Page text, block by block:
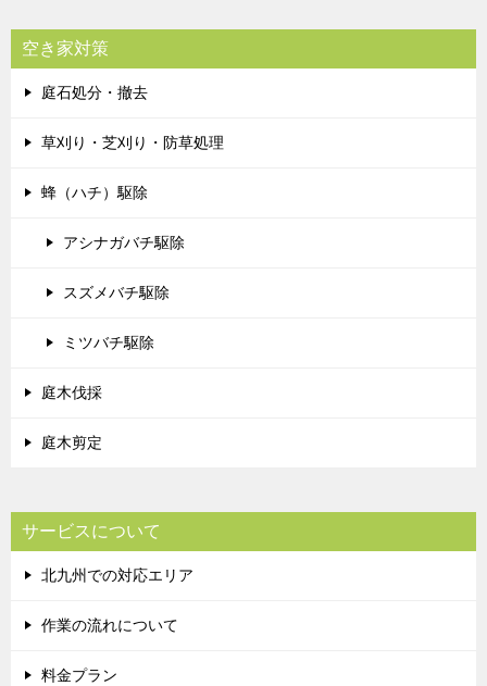
空き家対策
庭石処分・撤去
草刈り・芝刈り・防草処理
蜂（ハチ）駆除
アシナガバチ駆除
スズメバチ駆除
ミツバチ駆除
庭木伐採
庭木剪定
サービスについて
北九州での対応エリア
作業の流れについて
料金プラン